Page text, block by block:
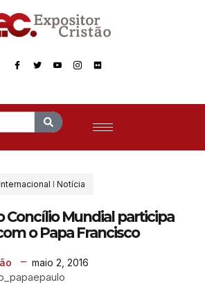
I Notícia
Concílio Mundial participa
o Papa Francisco
maio 2, 2016